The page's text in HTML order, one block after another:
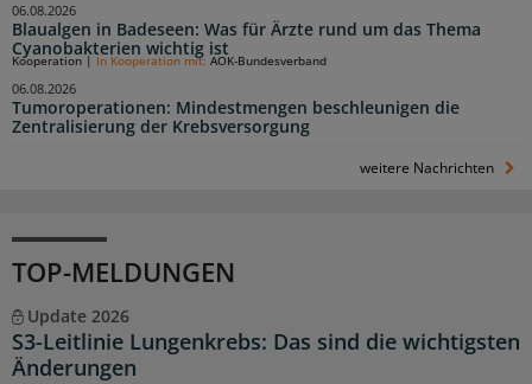
Blaualgen in Badeseen: Was für Ärzte rund um das Thema
Cyanobakterien wichtig ist
06.08.2026
Tumoroperationen: Mindestmengen beschleunigen die
Zentralisierung der Krebsversorgung
Kooperation In Kooperation mit: AOK-Bundesverband
06.08.2026
weitere Nachrichten
TOP-MELDUNGEN
Update 2026
S3-Leitlinie Lungenkrebs: Das sind die wichtigsten
Änderungen